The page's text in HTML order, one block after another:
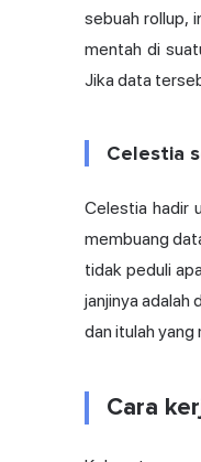
sebuah rollup,
mentah di
Jika data
Celestia
Celestia hadir
membuang
tidak peduli
janjinya adalah
dan itulah
Cara